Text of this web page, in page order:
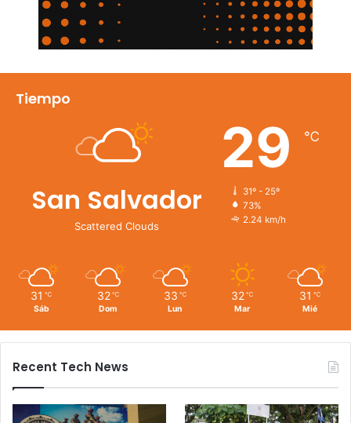
Tiempo
San Salvador
Scattered Clouds
29 ℃
31º - 25º
73%
2.24 km/h
31 ℃
Sáb
32 ℃
Dom
33 ℃
Lun
32 ℃
Mar
31 ℃
Mié
Recent Tech News